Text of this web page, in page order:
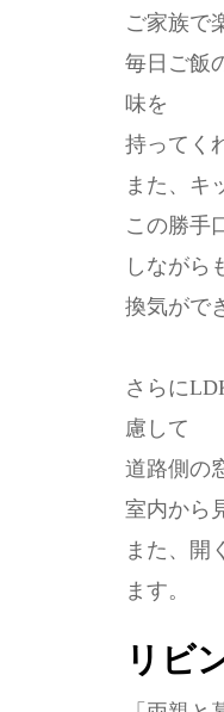
ご家族で
毎日ご飯
味を
持ってく
また、キ
この勝手
しながら
換気がで
さらに
慮して
道路側の
室内から
また、開
ます。
リビ